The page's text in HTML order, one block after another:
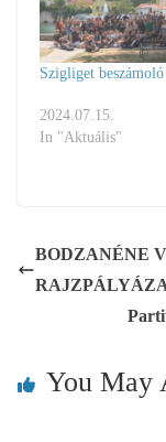
Szigliget beszámoló
2024.07.15.
In "Aktuális"
BODZANÉNE
You May